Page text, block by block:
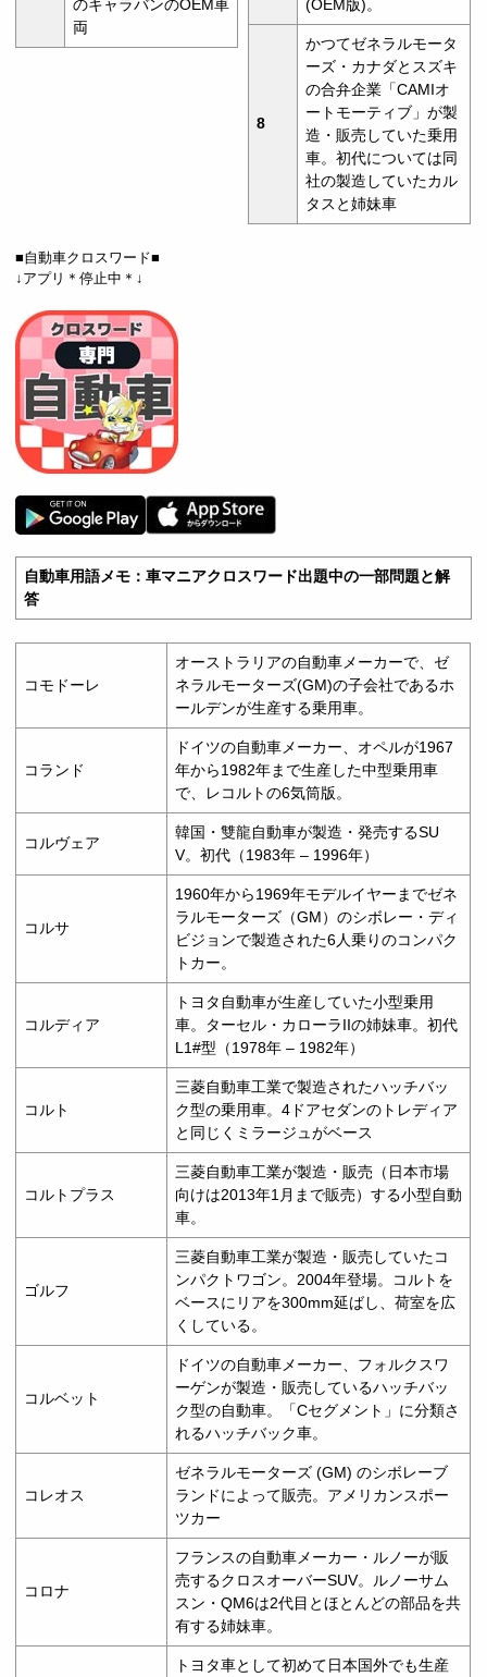
のキャラバンのOEM車
両
(OEM版)。
8
かつてゼネラルモータ
ーズ・カナダとスズキ
の合弁企業「CAMIオ
ートモーティブ」が製
造・販売していた乗用
車。初代については同
社の製造していたカル
タスと姉妹車
■自動車クロスワード■
↓アプリ＊停止中＊↓
自動車用語メモ：車マニアクロスワード出題中の一部問題と解
答
コモドーレ
オーストラリアの自動車メーカーで、ゼ
ネラルモーターズ(GM)の子会社であるホ
ールデンが生産する乗用車。
コランド
ドイツの自動車メーカー、オペルが1967
年から1982年まで生産した中型乗用車
で、レコルトの6気筒版。
コルヴェア
韓国・雙龍自動車が製造・発売するSU
V。初代（1983年 – 1996年）
コルサ
1960年から1969年モデルイヤーまでゼネ
ラルモーターズ（GM）のシボレー・ディ
ビジョンで製造された6人乗りのコンパク
トカー。
コルディア
トヨタ自動車が生産していた小型乗用
車。ターセル・カローラIIの姉妹車。初代
L1#型（1978年 – 1982年）
コルト
三菱自動車工業で製造されたハッチバッ
ク型の乗用車。4ドアセダンのトレディア
と同じくミラージュがベース
コルトプラス
三菱自動車工業が製造・販売（日本市場
向けは2013年1月まで販売）する小型自動
車。
ゴルフ
三菱自動車工業が製造・販売していたコ
ンパクトワゴン。2004年登場。コルトを
ベースにリアを300mm延ばし、荷室を広
くしている。
コルベット
ドイツの自動車メーカー、フォルクスワ
ーゲンが製造・販売しているハッチバッ
ク型の自動車。「Cセグメント」に分類さ
れるハッチバック車。
コレオス
ゼネラルモーターズ (GM) のシボレーブ
ランドによって販売。アメリカンスポー
ツカー
コロナ
フランスの自動車メーカー・ルノーが販
売するクロスオーバーSUV。ルノーサム
スン・QM6は2代目とほとんどの部品を共
有する姉妹車。
トヨタ車として初めて日本国外でも生産